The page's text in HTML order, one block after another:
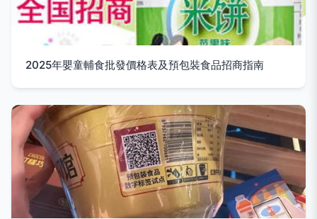
2025年嬰童輔食批發價格表及預包裝食品招商指南